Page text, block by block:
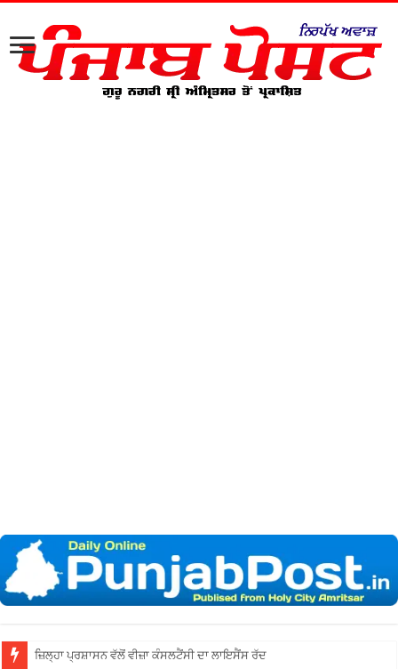
ਜ਼ਿਲ੍ਹਾ ਪ੍ਰਸ਼ਾਸਨ ਵੱਲੋਂ ਵੀਜ਼ਾ ਕੰਸਲਟੈਂਸੀ ਦਾ ਲਾਇਸੈਂਸ ਰੱਦ